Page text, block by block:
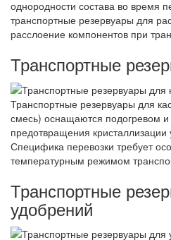
однородности состава во время
транспортные резервуары для
расслоение компонентов при
Транспортные
Транспортные резервуары для
смесь) оснащаются подогревом
предотвращения кристаллизации
Специфика перевозки требует
температурным режимом
Транспортные
удобрений